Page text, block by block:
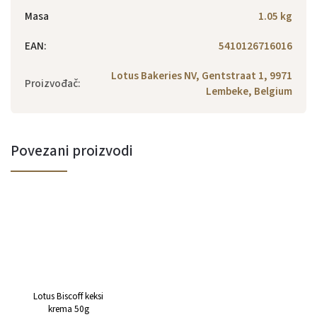
Masa
1.05 kg
EAN: 5410126716016
Proizvođač:
Lotus Bakeries NV, Gentstraat 1, 9971
Lembeke, Belgium
Povezani proizvodi
Lotus Biscoff keksi
krema 50g